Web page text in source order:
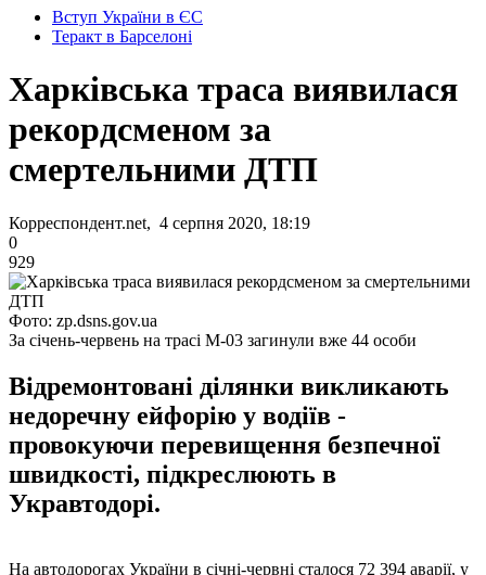
Вступ України в ЄС
Теракт в Барселоні
Харківська траса виявилася
рекордсменом за
смертельними ДТП
Корреспондент.net, 4 серпня 2020, 18:19
0
929
Фото: zp.dsns.gov.ua
За січень-червень на трасі М-03 загинули вже 44 особи
Відремонтовані ділянки викликають
недоречну ейфорію у водіїв -
провокуючи перевищення безпечної
швидкості, підкреслюють в
Укравтодорі.
На автодорогах України в січні-червні сталося 72 394 аварії, у